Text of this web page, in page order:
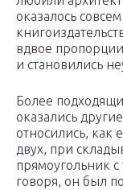
оказалось
вдвое
и становились
Более
оказались
относились, как
двух, при
прямоугольник
говоря, он был